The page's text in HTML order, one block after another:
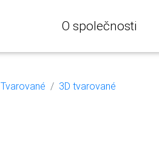
O společnosti
Tvarované 3D tvarované